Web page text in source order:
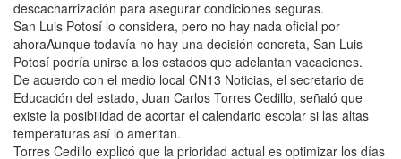
descacharrización para asegurar condiciones seguras.
San Luis Potosí lo considera, pero no hay nada oficial por
ahoraAunque todavía no hay una decisión concreta, San Luis
Potosí podría unirse a los estados que adelantan vacaciones.
De acuerdo con el medio local CN13 Noticias, el secretario de
Educación del estado, Juan Carlos Torres Cedillo, señaló que
existe la posibilidad de acortar el calendario escolar si las altas
temperaturas así lo ameritan.
Torres Cedillo explicó que la prioridad actual es optimizar los días